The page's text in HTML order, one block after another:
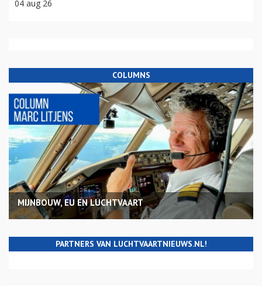
04 aug 26
COLUMNS
MIJNBOUW, EU EN LUCHTVAART
PARTNERS VAN LUCHTVAARTNIEUWS.NL!